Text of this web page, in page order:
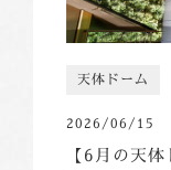
天体ドーム
2026/06/15
【6月の天